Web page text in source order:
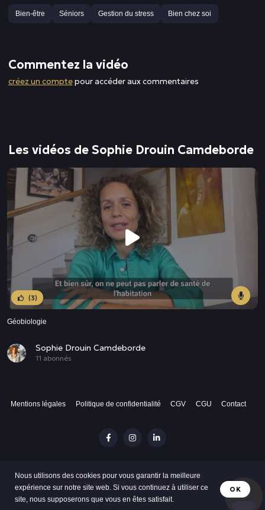
Bien-être Séniors Gestion du stress Bien chez soi
Commentez la vidéo
créez un comptepour accéder aux commentaires
Les vidéos de Sophie Drouin Camdeborde
(3)
Géobiologie
Sophie Drouin Camdeborde
11 abonnés
Mentions légales Politique de confidentialité CGV CGU Contact
©2024 Vibes 432. Tous droits réservés
Nous utilisons des cookies pour vous garantir la meilleure
expérience sur notre site web. Si vous continuez à utiliser ce
site, nous supposerons que vous en êtes satisfait.
OK